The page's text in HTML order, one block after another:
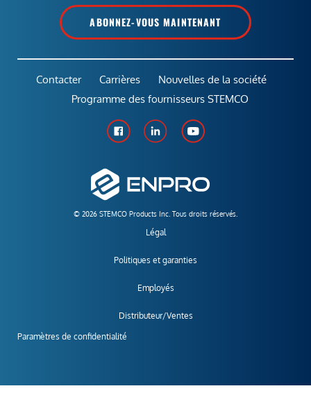
ABONNEZ-VOUS MAINTENANT
© 2026 STEMCO Products Inc. Tous droits réservés.
Légal
Politiques et garanties
Employés
Distributeur/Ventes
Paramètres de confidentialité
Contacter Carrières
Nouvelles de la société
Programme des fournisseurs STEMCO